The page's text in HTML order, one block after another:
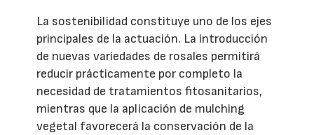
La sostenibilidad constituye uno de los ejes
principales de la actuación. La introducción
de nuevas variedades de rosales permitirá
reducir prácticamente por completo la
necesidad de tratamientos fitosanitarios,
mientras que la aplicación de mulching
vegetal favorecerá la conservación de la